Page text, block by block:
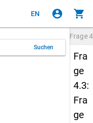
EN account_circle shopping_cart
Suchen
Frage
Fra
ge
4.3:
Fra
ge